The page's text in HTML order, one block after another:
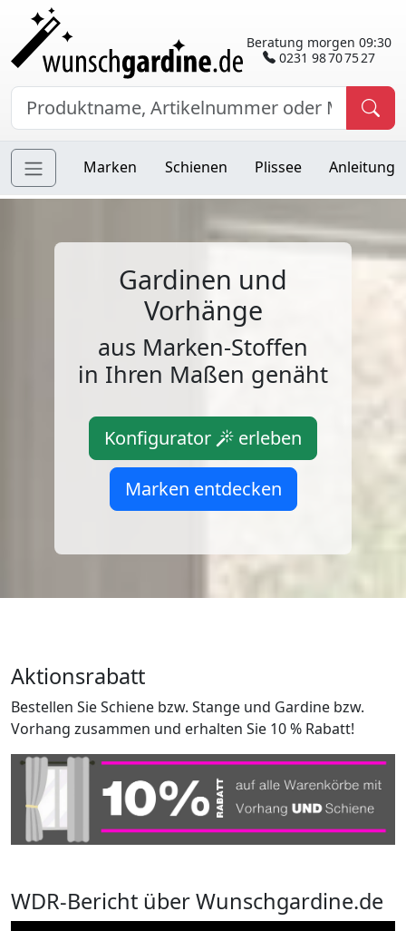
Beratung morgen 09:30
0231 98 70 75 27
Marken Schienen Plissee Anleitung
Gardinen und
Vorhänge
aus Marken-Stoffen
in Ihren Maßen genäht
Konfigurator erleben
Marken entdecken
Aktionsrabatt
Bestellen Sie Schiene bzw. Stange und Gardine bzw.
Vorhang zusammen und erhalten Sie 10 % Rabatt!
WDR-Bericht über Wunschgardine.de